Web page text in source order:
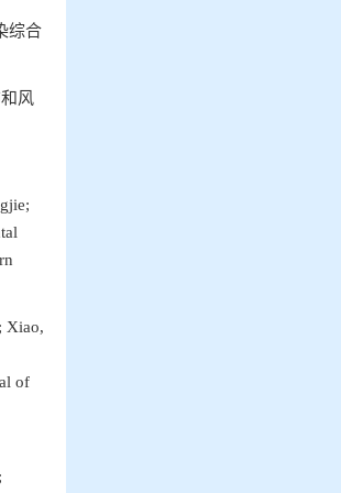
综合
风
Xiao,
of